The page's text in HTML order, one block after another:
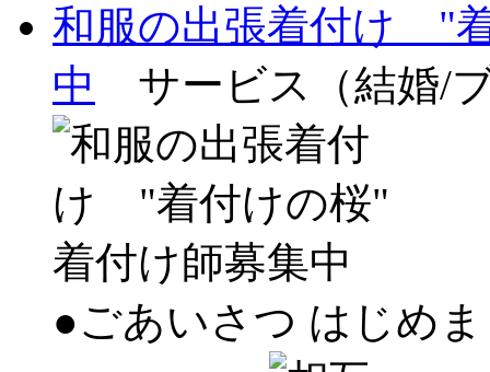
和服の出張着付け "
中
サービス（結婚/
●ごあいさつ はじめ